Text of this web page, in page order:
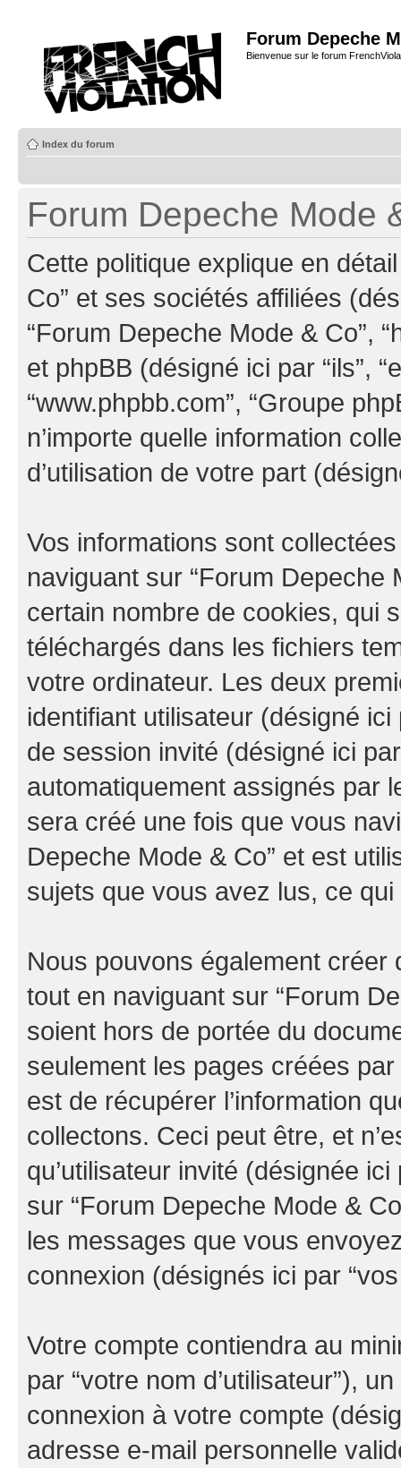
Forum Depeche
Bienvenue sur le forum
Index du forum
Forum Depeche Mode
Cette politique explique en
Co” et ses sociétés affiliées
“Forum Depeche Mode & Co”,
et phpBB (désigné ici par “ils”,
“www.phpbb.com”, “Groupe
n’importe quelle information
d’utilisation de votre part
Vos informations sont
naviguant sur “Forum Depeche
certain nombre de cookies, qui
téléchargés dans les fichiers
votre ordinateur. Les deux
identifiant utilisateur (désigné ici
de session invité (désigné ici
automatiquement assignés par
sera créé une fois que vous
Depeche Mode & Co” et est
sujets que vous avez lus, ce
Nous pouvons également
tout en naviguant sur “Forum
soient hors de portée du
seulement les pages créées
est de récupérer l’information
collectons. Ceci peut être, et
qu’utilisateur invité (désignée
sur “Forum Depeche Mode &
les messages que vous
connexion (désignés ici par
Votre compte contiendra au
par “votre nom d’utilisateur”),
connexion à votre compte
adresse e-mail personnelle